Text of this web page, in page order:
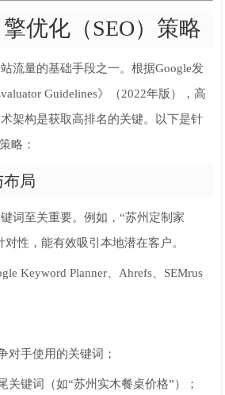
优化（SEO）策略
流量的基础手段之一。根据Google发
Guidelines》（2022年版），高
架构是获取高排名的关键。以下是针
略：
布局
词至关重要。例如，“苏州定制家
对性，能有效吸引本地潜在客户。
Keyword Planner、Ahrefs、SEMrus
对手使用的关键词；
关键词（如“苏州实木餐桌价格”）；